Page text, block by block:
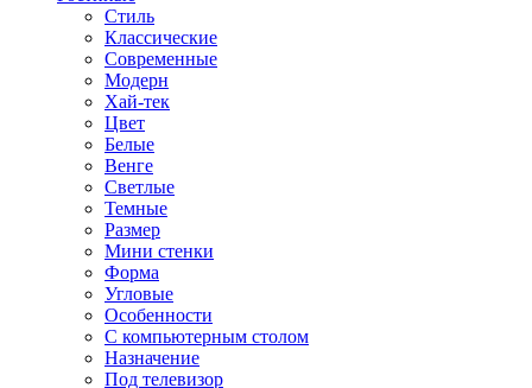
Стиль
Классические
Современные
Модерн
Хай-тек
Цвет
Белые
Венге
Светлые
Темные
Размер
Мини стенки
Форма
Угловые
Особенности
С компьютерным столом
Назначение
Под телевизор